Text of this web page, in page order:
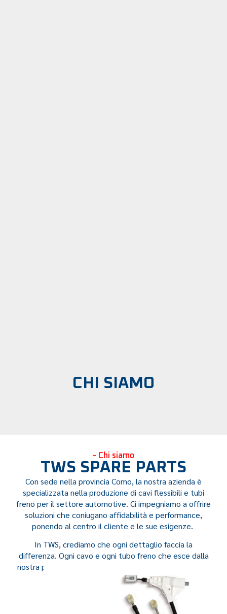
CHI SIAMO
- Chi siamo
TWS SPARE PARTS
Con sede nella provincia Como, la nostra azienda è
specializzata nella produzione di cavi flessibili e tubi
freno per il settore automotive. Ci impegniamo a offrire
soluzioni che coniugano affidabilità e performance,
ponendo al centro il cliente e le sue esigenze.
In TWS, crediamo che ogni dettaglio faccia la
differenza. Ogni cavo e ogni tubo freno che esce dalla
nostra produzione è il risultato di un lavoro meticoloso,
frutto di esperienza e continua ricerca.